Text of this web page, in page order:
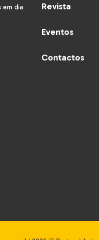
em dia Revista
Eventos
Contactos